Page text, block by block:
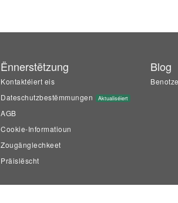
Ënnerstëtzung
Kontaktéiert eis
Dateschutzbestëmmungen
Aktualiséiert
AGB
Cookie-Informatioun
Zougänglechkeet
Präislëscht
Blog